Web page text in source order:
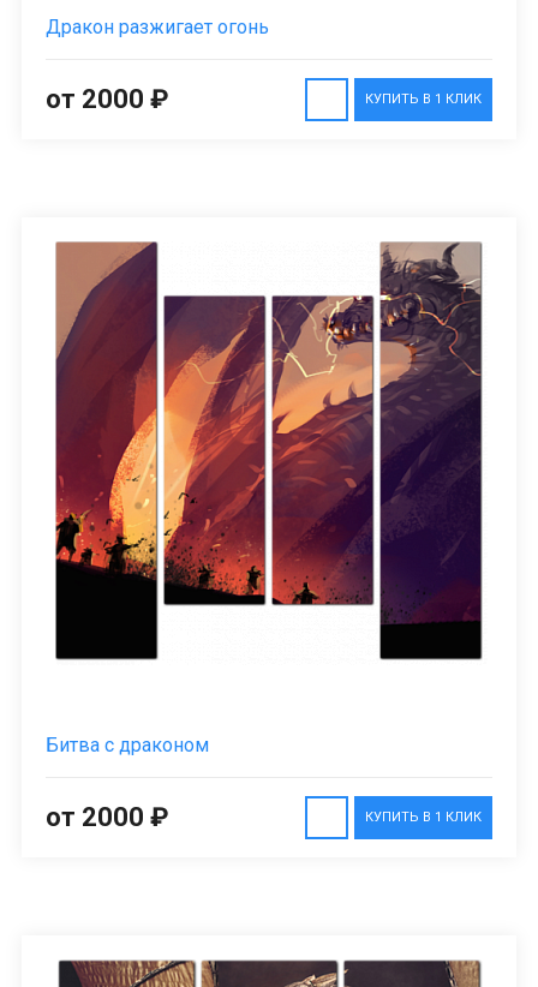
Дракон разжигает огонь
КУПИТЬ В 1 КЛИК
от 2000 ₽
Битва с драконом
КУПИТЬ В 1 КЛИК
от 2000 ₽